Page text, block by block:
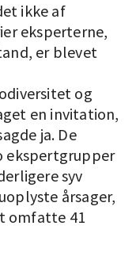
ikke af
eksperterne,
er blevet
og
en invitation,
ja. De
ekspertgrupper
syv
årsager,
omfatte 41